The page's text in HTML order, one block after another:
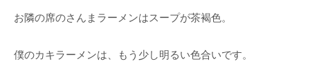
お隣の席のさんまラーメンはスープが茶褐色。
僕のカキラーメンは、もう少し明るい色合いです。